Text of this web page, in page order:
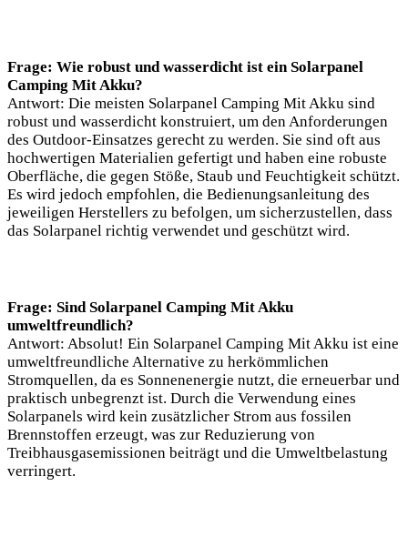
Frage: Wie robust und wasserdicht ist ein Solarpanel
Camping Mit Akku?
Antwort: Die meisten Solarpanel Camping Mit Akku sind
robust und wasserdicht konstruiert, um den Anforderungen
des Outdoor-Einsatzes gerecht zu werden. Sie sind oft aus
hochwertigen Materialien gefertigt und haben eine robuste
Oberfläche, die gegen Stöße, Staub und Feuchtigkeit schützt.
Es wird jedoch empfohlen, die Bedienungsanleitung des
jeweiligen Herstellers zu befolgen, um sicherzustellen, dass
das Solarpanel richtig verwendet und geschützt wird.
Frage: Sind Solarpanel Camping Mit Akku
umweltfreundlich?
Antwort: Absolut! Ein Solarpanel Camping Mit Akku ist eine
umweltfreundliche Alternative zu herkömmlichen
Stromquellen, da es Sonnenenergie nutzt, die erneuerbar und
praktisch unbegrenzt ist. Durch die Verwendung eines
Solarpanels wird kein zusätzlicher Strom aus fossilen
Brennstoffen erzeugt, was zur Reduzierung von
Treibhausgasemissionen beiträgt und die Umweltbelastung
verringert.